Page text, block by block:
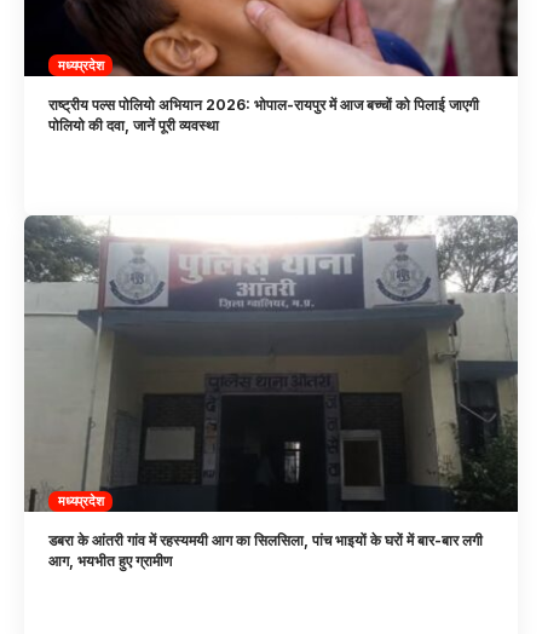
मध्यप्रदेश
राष्ट्रीय पल्स पोलियो अभियान 2026: भोपाल-रायपुर में आज बच्चों को पिलाई जाएगी
पोलियो की दवा, जानें पूरी व्यवस्था
मध्यप्रदेश
डबरा के आंतरी गांव में रहस्यमयी आग का सिलसिला, पांच भाइयों के घरों में बार-बार लगी
आग, भयभीत हुए ग्रामीण